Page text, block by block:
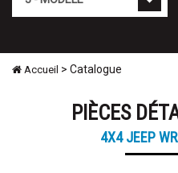
Accueil > Catalogue
PIÈCES
4X4 JEEP